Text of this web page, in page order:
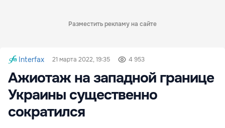
Разместить рекламу на сайте
Interfax 21 марта 2022, 19:35 4 953
Ажиотаж на западной границе
Украины существенно
сократился